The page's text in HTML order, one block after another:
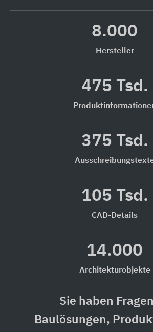
8.000
Hersteller
475 Tsd.
375 Tsd.
105 Tsd.
CAD-Details
14.000
Architekturobjekte
Sie haben
Baulösungen,